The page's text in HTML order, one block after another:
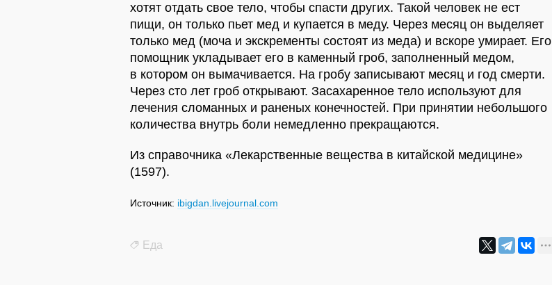
хотят отдать свое тело, чтобы спасти других. Такой человек не ест
пищи, он только пьет мед и купается в меду. Через месяц он выделяет
только мед (моча и экскременты состоят из меда) и вскоре умирает. Его
помощник укладывает его в каменный гроб, заполненный медом,
в котором он вымачивается. На гробу записывают месяц и год смерти.
Через сто лет гроб открывают. Засахаренное тело используют для
лечения сломанных и раненых конечностей. При принятии небольшого
количества внутрь боли немедленно прекращаются.
Из справочника «Лекарственные вещества в китайской медицине»
(1597).
Источник: ibigdan.livejournal.com
Еда